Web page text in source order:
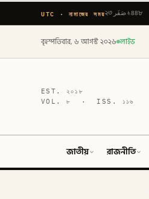
UTC · নামাজের সময় ২৩ صَفَر ১৪৪৮
বৃহস্পতিবার, ৬ আগস্ট ২০২৬ লাইভ
EST.২০১৮
VOL.৮ · ISS. ১১৬
জাতীয় রাজনীতি